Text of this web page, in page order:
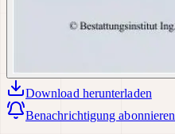
Download herunterladen
Benachrichtigung abonnieren